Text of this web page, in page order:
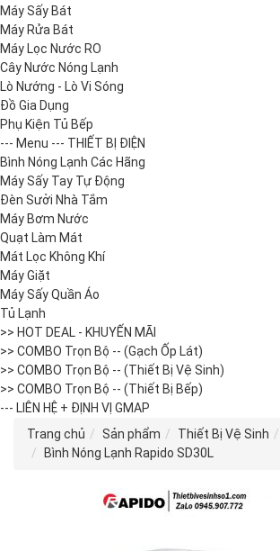
Máy Sấy Bát
Máy Rửa Bát
Máy Lọc Nước RO
Cây Nước Nóng Lạnh
Lò Nướng - Lò Vi Sóng
Đồ Gia Dụng
Phụ Kiện Tủ Bếp
--- Menu --- THIẾT BỊ ĐIỆN
Bình Nóng Lạnh Các Hãng
Máy Sấy Tay Tự Động
Đèn Sưởi Nhà Tắm
Máy Bơm Nước
Quạt Làm Mát
Mát Lọc Không Khí
Máy Giặt
Máy Sấy Quần Áo
Tủ Lạnh
>> HOT DEAL - KHUYẾN MÃI
>> COMBO Trọn Bộ -- (Gạch Ốp Lát)
>> COMBO Trọn Bộ -- (Thiết Bị Vệ Sinh)
>> COMBO Trọn Bộ -- (Thiết Bị Bếp)
--- LIÊN HỆ + ĐỊNH VỊ GMAP
Trang chủ
Sản phẩm Thiết Bị Vệ Sinh
Bình Nóng Lạnh Rapido SD30L